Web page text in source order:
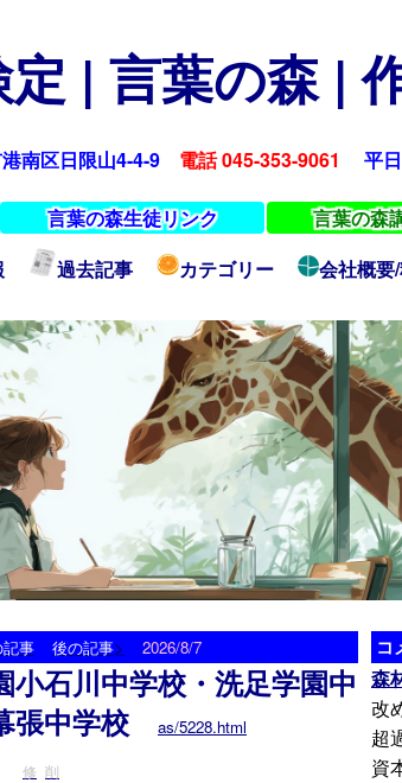
| 言葉の森 |
南区日限山4-4-9 電話 045-353-9061 平日
言葉の森生徒リンク 言葉の森
過去記事 カテゴリー 会社概要
事 後の記事> 2026/8/7
小石川中学校・洗足学園中
張中学校
as/5228.html
修 削
コ
森
改
超
資